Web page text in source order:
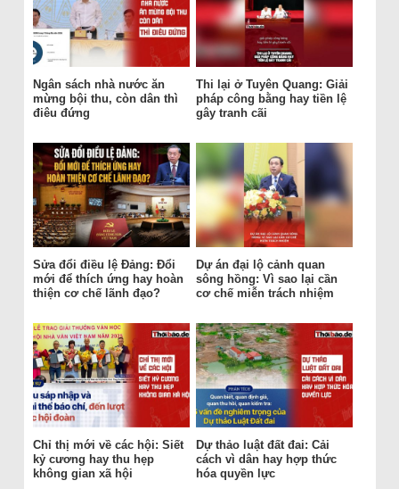
Ngân sách nhà nước ăn
mừng bội thu, còn dân thì
điêu đứng
Thi lại ở Tuyên Quang: Giải
pháp công bằng hay tiền lệ
gây tranh cãi
Sửa đổi điều lệ Đảng: Đổi
mới để thích ứng hay hoàn
thiện cơ chế lãnh đạo?
Dự án đại lộ cảnh quan
sông hồng: Vì sao lại cần
cơ chế miễn trách nhiệm
Chỉ thị mới về các hội: Siết
kỷ cương hay thu hẹp
không gian xã hội
Dự thảo luật đất đai: Cải
cách vì dân hay hợp thức
hóa quyền lực